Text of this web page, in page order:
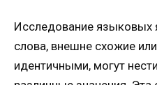
Исследование языковых
слова, внешне схожие
идентичными, могут